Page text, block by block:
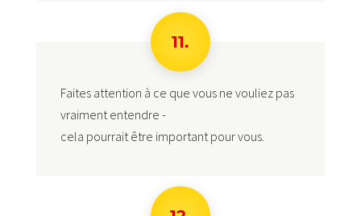
11.
Faites attention à ce que vous ne vouliez pas
vraiment entendre -
cela pourrait être important pour vous.